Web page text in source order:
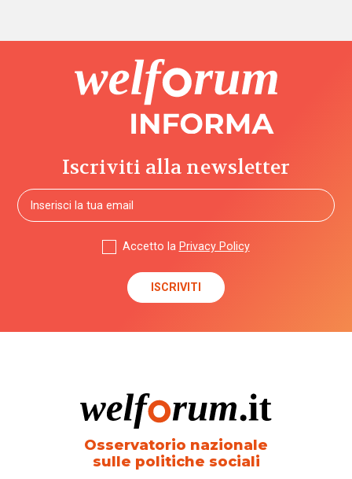
Iscriviti alla newsletter
Accetto la Privacy Policy
Osservatorio nazionale
sulle politiche sociali